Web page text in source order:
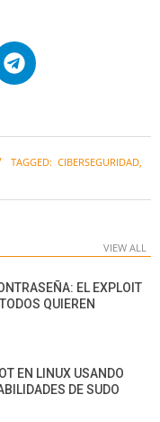
TAGGED: CIBERSEGURIDAD
VIEW ALL
EL EXPLOIT
QUIEREN
EN LINUX USANDO
DE SUDO